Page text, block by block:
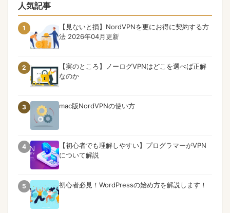
人気記事
1
【見ないと損】NordVPNを更にお得に契約する方
法 2026年04月更新
2
【実のところ】ノーログVPNはどこを選べば正解
なのか
3 mac版NordVPNの使い方
4
【初心者でも理解しやすい】プログラマーがVPN
について解説
5 初心者必見！WordPressの始め方を解説します！